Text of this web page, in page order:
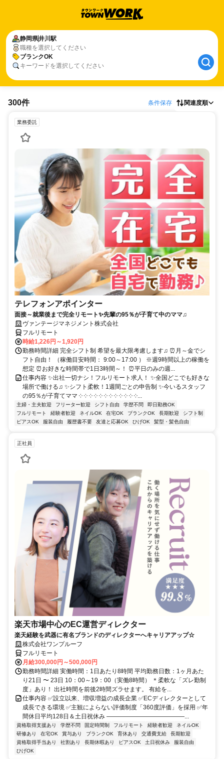
静岡県井川駅
職種を選択してください
ブランクOK
キーワードを選択してください
300件 条件保存 関連度順
業務委託
テレフォンアポインター
面接～就業後まで完全リモート✨先輩の95％が子育て中のママ♫
ヴァンテージマネジメント株式会社
フルリモート
時給1,226円～1,920円
勤務時間詳細 完全シフト制 希望を最大限考慮します♫ ⏰月～金でシ
フト自由！ （稼働目安時間： 9:00～17:00 ） ※週9時間以上の稼働を
想定 ⏰お好きな時間帯で1日3時間～！ ⏰平日のみの週...
仕事内容 ✨出社一切ナシ！フルリモート求人！ ✨全国どこでも好きな
場所で働ける♫ ✨シフト柔軟！1週間ごとの申告制 ✨今いるスタッフ
の95％が子育てママ ༶ ༶ ༶ ༶ ༶ ༶ ༶ ༶ ༶ ༶ ༶ ༶...
主婦・主夫歓迎 フリーター歓迎 シフト自由 学歴不問
即日勤務OK
フルリモート
経験者歓迎 ネイルOK 在宅OK ブランクOK 長期歓迎
シフト制
ピアスOK
服装自由 履歴書不要 友達と応募OK ひげOK 髪型・髪色自由
正社員
楽天市場中心のEC運営ディレクター
楽天経験を武器に有名ブランドのディレクターへキャリアアップ☆
株式会社ワンプルーフ
フルリモート
月給300,000円～500,000円
勤務時間詳細 実働時間：1日あたり8時間 平均勤務日数：1ヶ月あた
り21日 〜 23日 10：00～19：00（実働8時間） ＊柔軟な「ズレ勤制
度」あり！ 出社時間を前後2時間ズラせます。 有給を...
仕事内容 ✅設立以来、増収増益の成長企業 ✅ECディレクターとして
成長できる環境 ✅主観によらない評価制度「360度評価」を採用 ✅年
間休日平均128日＆土日祝休み ―――――――――――――...
資格取得支援あり 学歴不問 固定時間制 フルリモート 経験者歓迎
ネイルOK
研修あり
在宅OK 賞与あり ブランクOK 育休あり 交通費支給
長期歓迎
資格取得手当あり
社割あり 長期休暇あり ピアスOK 土日祝休み
服装自由
ひげOK